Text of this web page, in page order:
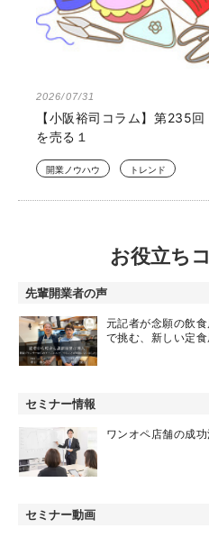
2026/07/31
【小阪裕司コラム】第235
を売る１
開業ノウハウ トレンド
お役立ち
先輩開業者の声
元記者が念願の飲
で挑む、新しい定
セミナー情報
ワンオペ店舗の成
セミナー動画